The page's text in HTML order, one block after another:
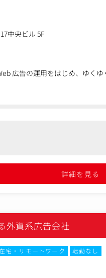
ト分析・計測設計・改善提案
中央ビル 5F
広告の運用をはじめ、ゆく
Web 広告運用全般
提案、資料作成など
ーの育成
向けた業務改善 ・クリエイテ
る同社。広告代理店といえば
詳細を見る
外資系広告会社
宅・リモートワーク
転勤なし